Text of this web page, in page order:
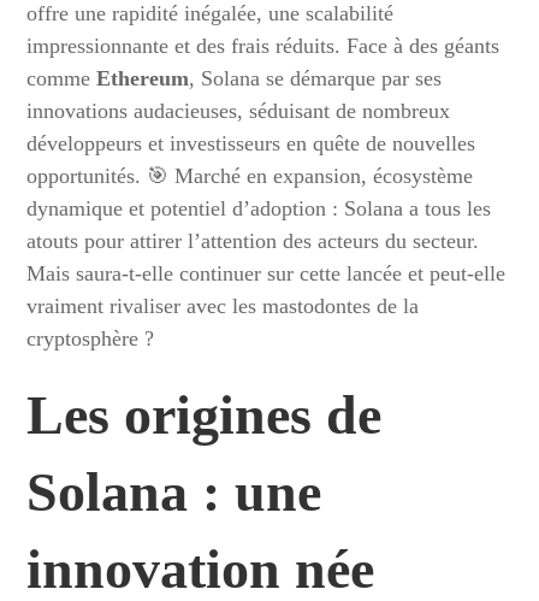
offre une rapidité inégalée, une scalabilité
impressionnante et des frais réduits. Face à des géants
commeEthereum, Solana se démarque par ses
innovations audacieuses, séduisant de nombreux
développeurs et investisseurs en quête de nouvelles
opportunités. 🎯 Marché en expansion, écosystème
dynamique et potentiel d’adoption : Solana a tous les
atouts pour attirer l’attention des acteurs du secteur.
Mais saura-t-elle continuer sur cette lancée et peut-elle
vraiment rivaliser avec les mastodontes de la
cryptosphère ?
Les origines de
Solana : une
innovation née